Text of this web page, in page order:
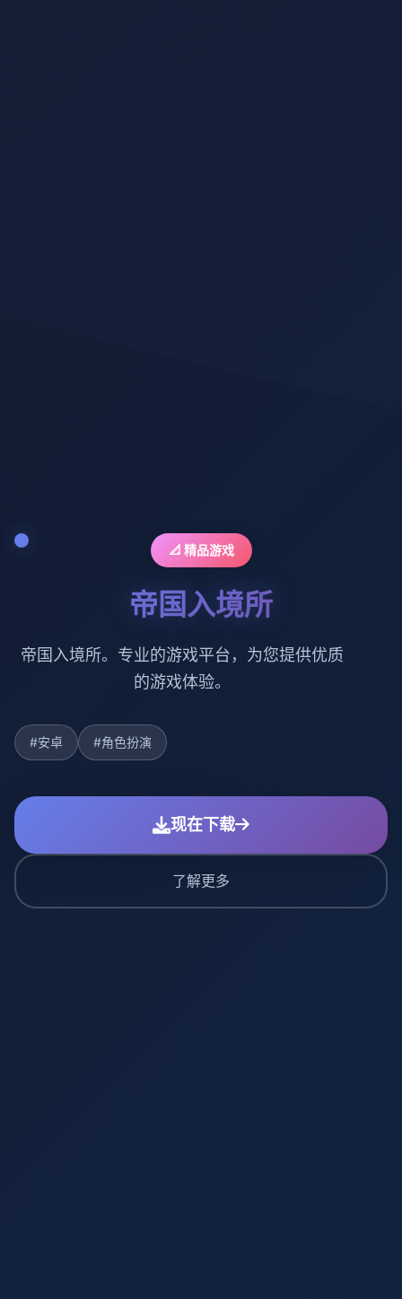
📐 精品游戏
帝国入境所
帝国入境所。专业的游戏平台，为您提供优质
的游戏体验。
#安卓 #角色扮演
现在下载
了解更多